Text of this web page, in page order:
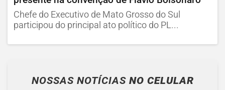
Chefe do Executivo de Mato Grosso do Sul
participou do principal ato político do PL...
NOSSAS NOTÍCIAS NO CELULAR